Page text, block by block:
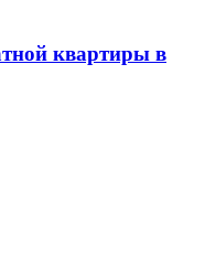
квартиры в